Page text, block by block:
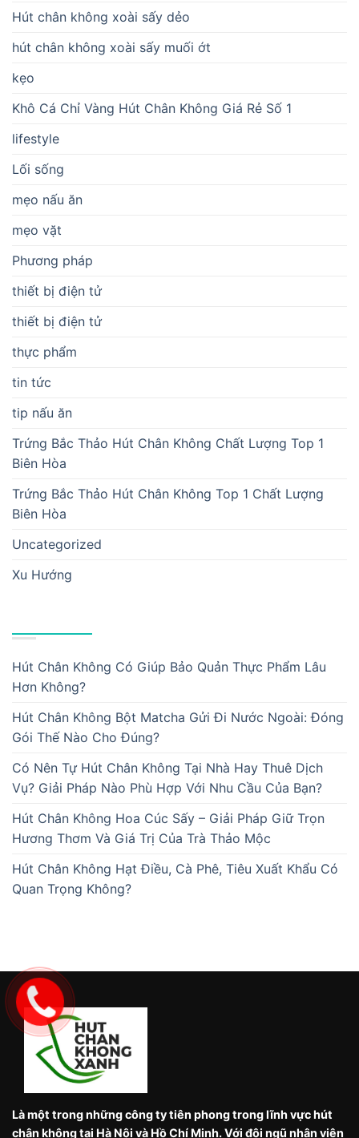
Hút chân không xoài sấy dẻo
hút chân không xoài sấy muối ớt
kẹo
Khô Cá Chỉ Vàng Hút Chân Không Giá Rẻ Số 1
lifestyle
Lối sống
mẹo nấu ăn
mẹo vặt
Phương pháp
thiết bị điện tử
thiết bị điện tử
thực phẩm
tin tức
tip nấu ăn
Trứng Bắc Thảo Hút Chân Không Chất Lượng Top 1
Biên Hòa
Trứng Bắc Thảo Hút Chân Không Top 1 Chất Lượng
Biên Hòa
Uncategorized
Xu Hướng
Hút Chân Không Có Giúp Bảo Quản Thực Phẩm Lâu
Hơn Không?
Hút Chân Không Bột Matcha Gửi Đi Nước Ngoài: Đóng
Gói Thế Nào Cho Đúng?
Có Nên Tự Hút Chân Không Tại Nhà Hay Thuê Dịch
Vụ? Giải Pháp Nào Phù Hợp Với Nhu Cầu Của Bạn?
Hút Chân Không Hoa Cúc Sấy – Giải Pháp Giữ Trọn
Hương Thơm Và Giá Trị Của Trà Thảo Mộc
Hút Chân Không Hạt Điều, Cà Phê, Tiêu Xuất Khẩu Có
Quan Trọng Không?
Là một trong những công ty tiên phong trong lĩnh vực hút
chân không tại Hà Nội và Hồ Chí Minh. Với đội ngũ nhân viên